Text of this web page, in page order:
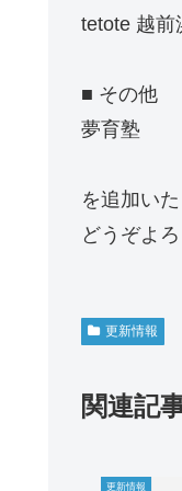
tetote 越前
■ その他
夢育塾
を追加いた
どうぞよ
更新情報
関連記
更新情報